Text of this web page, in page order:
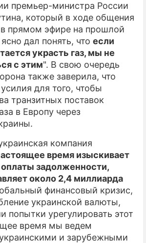
премьер-министра России
который в ходе общения
прямом эфире на прошлой
дал понять, что если
украсть газ, мы не
с этим". В свою очередь
также заверила, что
для того, чтобы
транзитных поставок
в Европу через
компания
время изыскивает
задолженности,
около 2,4 миллиарда
финансовый кризис,
украинской валюты,
попытки урегулировать этот
время мы ведем
и зарубежными